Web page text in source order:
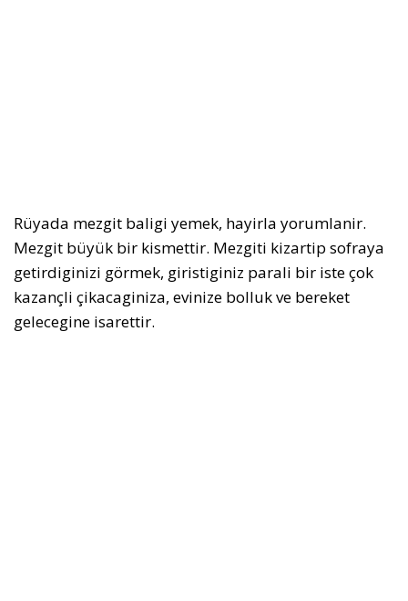
Rüyada mezgit baligi yemek, hayirla yorumlanir.
Mezgit büyük bir kismettir. Mezgiti kizartip sofraya
getirdiginizi görmek, giristiginiz parali bir iste çok
kazançli çikacaginiza, evinize bolluk ve bereket
gelecegine isarettir.